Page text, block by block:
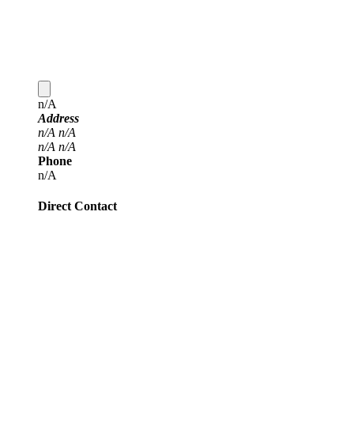
n/A
Address
n/A n/A
n/A n/A
Phone
n/A
Direct Contact